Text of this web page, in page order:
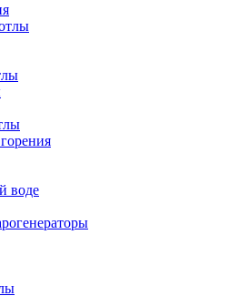
воде